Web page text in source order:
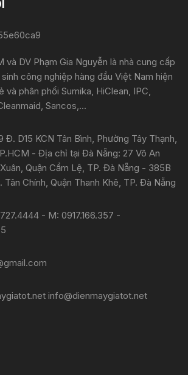
và DV Phạm Gia Nguyễn là nhà cung cấp
công nghiệp hàng đầu Việt Nam hiện
và phân phối Sumika, HiClean, IPC,
Sancos,...
Đ. D15 KCN Tân Bình, Phường Tây Thạnh,
- Địa chỉ tại Đà Nẵng: 27 Võ An
Quận Cẩm Lệ, TP. Đà Nẵng - 385B
Tân Chính, Quận Thanh Khê, TP. Đà Nẵng
- M: 0917.166.357 -
info@dienmaygiatot.net